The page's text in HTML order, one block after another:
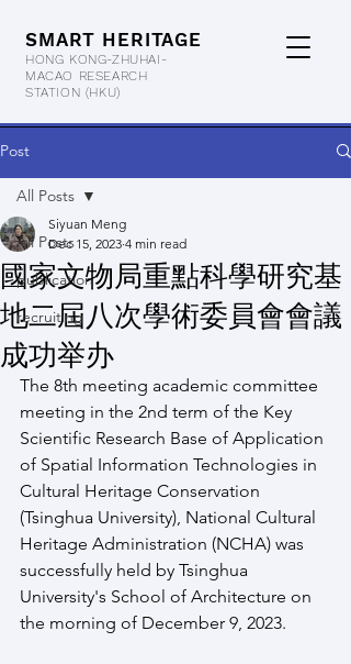
SMART HERITAGE
HONG KONG-ZHUHAI-
MACAO RESEARCH
STATION (HKU)
Post
All Posts
publication
recruiting
All Posts
國家文物局重點科學研究基
地二屆八次學術委員會會議
成功举办
Siyuan Meng
Dec 15, 2023 4 min read
The 8th meeting academic committee
meeting in the 2nd term of the Key
Scientific Research Base of Application
of Spatial Information Technologies in
Cultural Heritage Conservation
(Tsinghua University), National Cultural
Heritage Administration (NCHA) was
successfully held by Tsinghua
University's School of Architecture on
the morning of December 9, 2023.